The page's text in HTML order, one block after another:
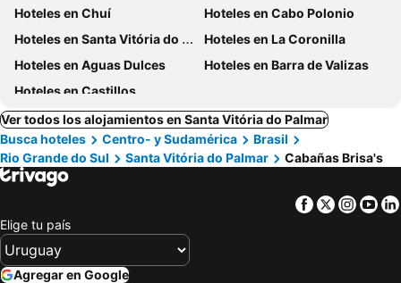
Hoteles en Chuí
Hoteles en Cabo Polonio
Hoteles en Santa Vitória do Palmar
Hoteles en La Coronilla
Hoteles en Aguas Dulces
Hoteles en Barra de Valizas
Hoteles en Castillos
Ver todos los alojamientos en Santa Vitória do Palmar
Busca hoteles
Centro- y Sudamérica
Brasil
Rio Grande do Sul
Santa Vitória do Palmar Cabañas Brisa's
Facebook
Twitter
Elige tu país
Agregar en Google